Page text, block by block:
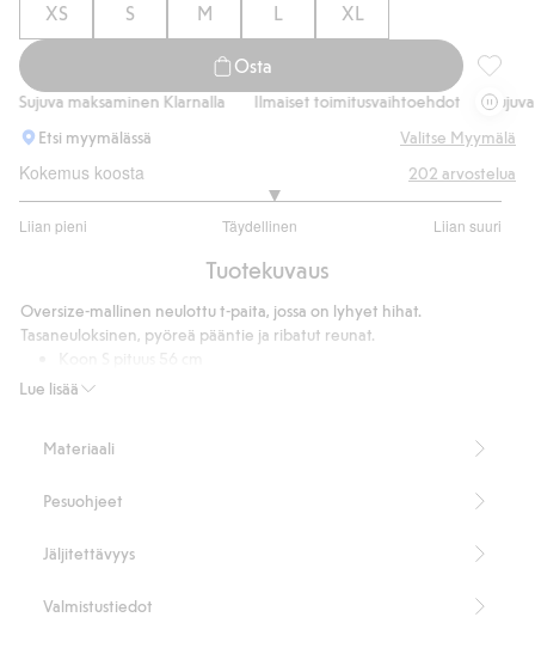
XS S M L XL
Osta
maksaminen Klarnalla Ilmaiset toimitusvaihtoehdot
Sujuva
Etsi myymälässä
Valitse Myymälä
Kokemus koosta
Liian pieni Täydellinen Liian suuri
/
ääneen
202 arvostelua
Tuotekuvaus
Lue lisää
Oversize-mallinen neulottu t-paita, jossa on lyhyet hihat.
Tasaneuloksinen, pyöreä pääntie ja ribatut reunat.
65 % kierrätettyä polyesteriä
Materiaali
Pesuohjeet
Jäljitettävyys
Valmistustiedot